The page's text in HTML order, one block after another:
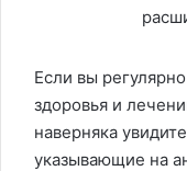
Если вы
здоровья и
наверняка
указывающие на